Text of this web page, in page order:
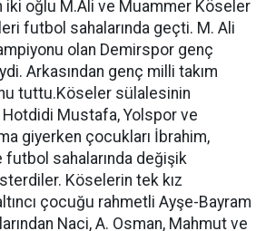
iki oğlu M.Ali ve Muammer Köseler
futbol sahalarında geçti. M. Ali
olan Demirspor genç
Arkasından genç milli takım
tuttu.Köseler sülalesinin
Mustafa, Yolspor ve
giyerken çocukları İbrahim,
sahalarında değişik
Köselerin tek kız
çocuğu rahmetli Ayşe-Bayram
Naci, A. Osman, Mahmut ve